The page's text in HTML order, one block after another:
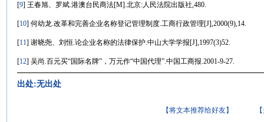
[9] 王春旭、罗斌.港澳台民商法[M].北京:人民法院出版社,480.
[10] 何幼龙.改革和完善企业名称登记管理制度.工商行政管理[J],2000(9),14.
[11] 谢晓尧、刘恒.论企业名称的法律保护.中山大学学报[J],1997(3)52.
[12] 吴尚.百元买“国际名牌”，万元作“中国代理”.中国工商报.2001-9-27.
出处:无出处
【将文本推荐给好友】